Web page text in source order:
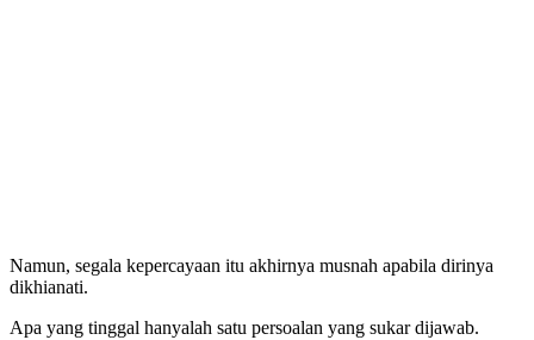
Namun, segala kepercayaan itu akhirnya musnah apabila dirinya
dikhianati.
Apa yang tinggal hanyalah satu persoalan yang sukar dijawab.